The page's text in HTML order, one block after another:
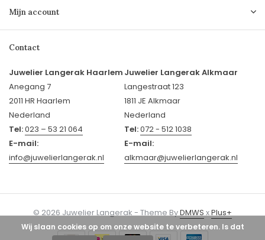
Mijn account
Contact
Juwelier Langerak Haarlem
Anegang 7
2011 HR Haarlem
Nederland
Tel:023 – 53 21 064
E-mail:
info@juwelierlangerak.nl
Juwelier Langerak Alkmaar
Langestraat 123
1811 JE Alkmaar
Nederland
Tel:072 - 512 1038
E-mail:
alkmaar@juwelierlangerak.nl
© 2026 Juwelier Langerak - Theme ByDMWSxPlus+
Wij slaan cookies op om onze website te verbeteren. Is dat